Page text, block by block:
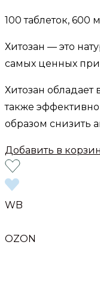
100 таблеток, 600
Хитозан — это
самых ценных
Хитозан
также
образом снизить
Добавить в
WB
OZON